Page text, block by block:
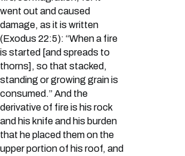
went out and caused
damage, as it is written
(Exodus 22:5): “When a fire
is started [and spreads to
thorns], so that stacked,
standing or growing grain is
consumed.” And the
derivative of fire is his rock
and his knife and his burden
that he placed them on the
upper portion of his roof, and